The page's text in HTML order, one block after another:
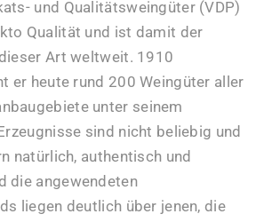
und Qualitätsweingüter (VDP)
Qualität und ist damit der
Art weltweit. 1910
er heute rund 200 Weingüter aller
unter seinem
sind nicht beliebig und
natürlich, authentisch und
die angewendeten
liegen deutlich über jenen, die